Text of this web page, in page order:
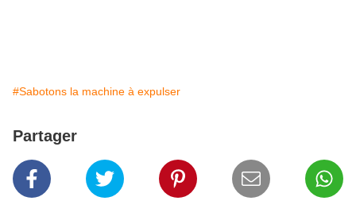
#Sabotons la machine à expulser
Partager